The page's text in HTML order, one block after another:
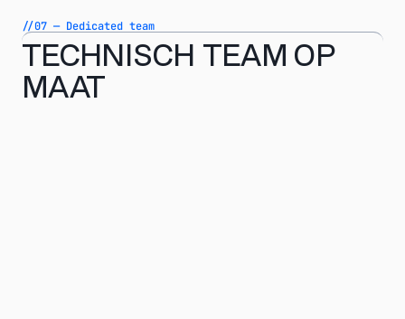
//07 — Dedicated team
TECHNISCH TEAM OP
MAAT